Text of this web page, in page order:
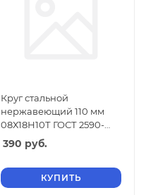
Круг стальной
нержавеющий 110 мм
08Х18Н10Т ГОСТ 2590-
2006
390 руб.
КУПИТЬ